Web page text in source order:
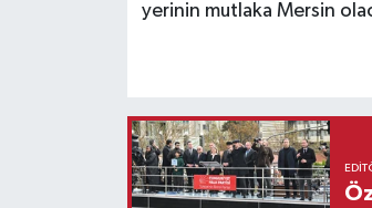
yerinin mutlaka Mersin